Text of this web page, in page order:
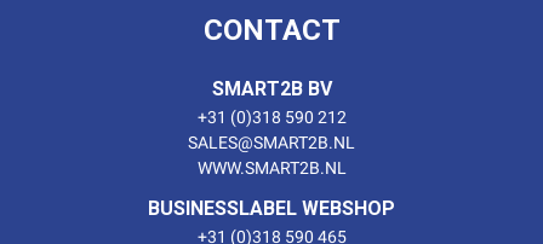
CONTACT
SMART2B BV
+31 (0)318 590 212
SALES@SMART2B.NL
WWW.SMART2B.NL
BUSINESSLABEL WEBSHOP
+31 (0)318 590 465